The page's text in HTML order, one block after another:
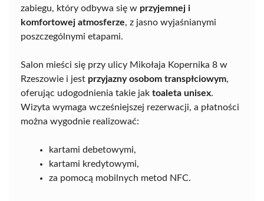
zabiegu, który odbywa się w przyjemnej i
komfortowej atmosferze, z jasno wyjaśnianymi
poszczególnymi etapami.
Salon mieści się przy ulicy Mikołaja Kopernika 8 w
Rzeszowie i jest przyjazny osobom transpłciowym,
oferując udogodnienia takie jak toaleta unisex.
Wizyta wymaga wcześniejszej rezerwacji, a płatności
można wygodnie realizować:
kartami debetowymi,
kartami kredytowymi,
za pomocą mobilnych metod NFC.